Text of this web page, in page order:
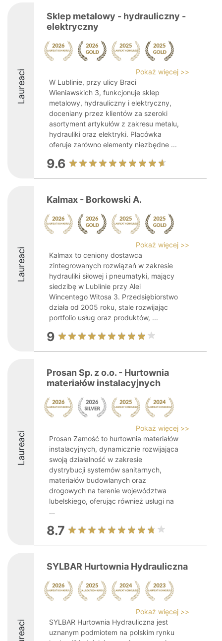
Laureaci
Sklep metalowy - hydrauliczny -
elektryczny
Pokaż więcej >>
W Lublinie, przy ulicy Braci
Wieniawskich 3, funkcjonuje sklep
metalowy, hydrauliczny i elektryczny,
doceniany przez klientów za szeroki
asortyment artykułów z zakresu metalu,
hydrauliki oraz elektryki. Placówka
oferuje zarówno elementy niezbędne ...
9.6
Laureaci
Kalmax - Borkowski A.
Pokaż więcej >>
Kalmax to ceniony dostawca
zintegrowanych rozwiązań w zakresie
hydrauliki siłowej i pneumatyki, mający
siedzibę w Lublinie przy Alei
Wincentego Witosa 3. Przedsiębiorstwo
działa od 2005 roku, stale rozwijając
portfolio usług oraz produktów, ...
9
Laureaci
Prosan Sp. z o.o. - Hurtownia
materiałów instalacyjnych
Pokaż więcej >>
Prosan Zamość to hurtownia materiałów
instalacyjnych, dynamicznie rozwijająca
swoją działalność w zakresie
dystrybucji systemów sanitarnych,
materiałów budowlanych oraz
drogowych na terenie województwa
lubelskiego, oferując również usługi na
...
8.7
SYLBAR Hurtownia Hydrauliczna
Pokaż więcej >>
SYLBAR Hurtownia Hydrauliczna jest
uznanym podmiotem na polskim rynku